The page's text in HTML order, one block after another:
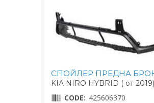
СПОЙЛЕР ПРЕДНА
KIA NIRO HYBRID ( от 2019)
CODE: 425606370